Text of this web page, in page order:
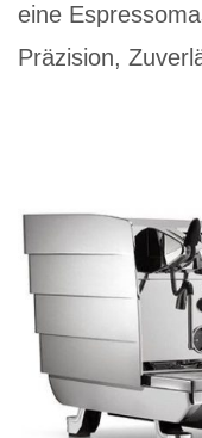
eine
Präzision,